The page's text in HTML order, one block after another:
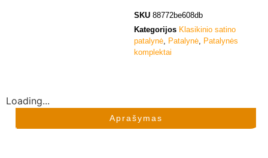
SKU 88772be608db
Kategorijos Klasikinio satino
patalynė, Patalynė, Patalynės
komplektai
Loading...
Aprašymas